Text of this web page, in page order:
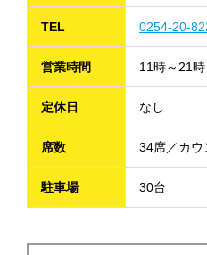
TEL 0254-20-
営業時間 11時～21時
定休日 なし
席数 34席／カウ
駐車場 30台